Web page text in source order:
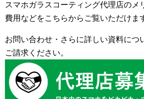
スマホガラスコーティング代理店のメ
費用などをこちらからご覧いただけま
お問い合わせ・さらに詳しい資料につ
ご請求ください。